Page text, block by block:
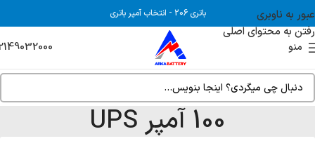
عبور به ناوبری
رفتن به محتوای اصلی
باتری 206 - انتخاب آمپر باتری
منو
100 آمپر UPS